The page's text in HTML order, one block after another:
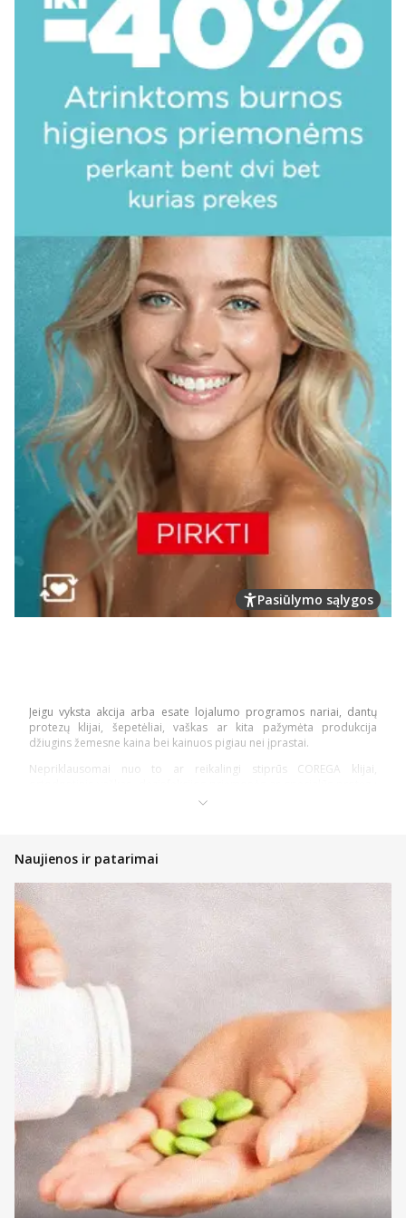
Pasiūlymo sąlygos
Jeigu vyksta akcija arba esate lojalumo programos nariai, dantų
protezų klijai, šepetėliai, vaškas ar kita pažymėta produkcija
džiugins žemesne kaina bei kainuos pigiau nei įprastai.
Nepriklausomai nuo to ar reikalingi stiprūs COREGA klijai,
bei plokštelių šepetėliai – turime viską, ko reikia visavertei burnos
gali būti sunku pasirinkti iš didelio asortimento. Būtent dėl to į jūsų
rašydami per tiesioginio susirašinėjimo langą. Taip gausite
individualią konsultaciją, padėsiančią pasirinkti.
Plačiau apie protezų ir plokštelių
priežiūros priemones
Klijai protezams ir specialūs kremai didina dantų protezų
stabilumą, užtikrindami, kad jie patikimai priglustų. Geriausi klijai
bei kremai apsaugo nuo judėjimo, mažina dantenų dirginimą ir
suteikia to minkštumo, kuris leidžia nešiotojams patogiau ar be
diskomforto valgyti bei kalbėti.
Ortodontinis vaškas suteikia palengvėjimą nešiojantiems breketus,
nes padengia aštrius kraštus ar išsikišusias vielutes. Vaškas veikia
kaip apsauginis barjeras, sumažinantis burnos žaizdų atsiradimo
tikimybę ir neleidžiantis breketams dirginti vidinės skruostų pusės
bei lūpų.
Dažnai perkami ir specialūs šepetėliai, skirti veiksmingai nuvalyti
protezus bei plokšteles. Nuo įprastų jie dažniausiai skiriasi unikaliai
išdėstytais šereliais, kas leidžia nuvalyti maisto daleles, kitas
Naujienos ir patarimai